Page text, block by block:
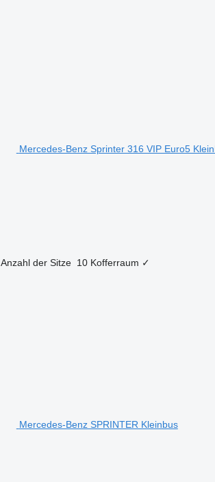
Mercedes-Benz Sprinter 316 VIP Euro5
Anzahl der Sitze 10 Kofferraum ✓
Mercedes-Benz SPRINTER Kleinbus